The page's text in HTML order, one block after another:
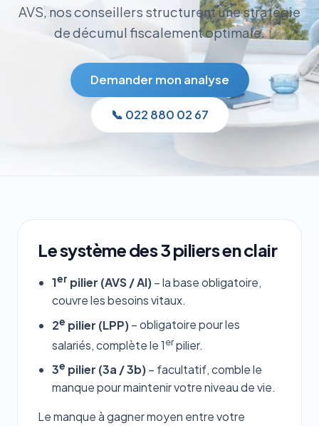
AVS, nos conseillers structurent une stratégie
de décumul fiscalement optimale.
Demander mon analyse
📞 022 880 02 67
Le système des 3 piliers en clair
1er pilier (AVS / AI)– la base obligatoire,
couvre les besoins vitaux.
2e pilier (LPP)– obligatoire pour les
salariés, complète le 1erpilier.
3e pilier (3a / 3b)– facultatif, comble le
manque pour maintenir votre niveau de vie.
Le manque à gagner moyen entre votre